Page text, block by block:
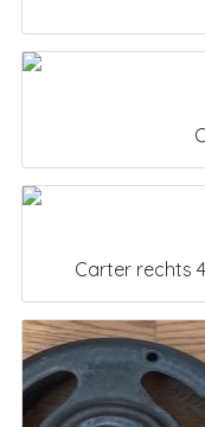
Carter rechts